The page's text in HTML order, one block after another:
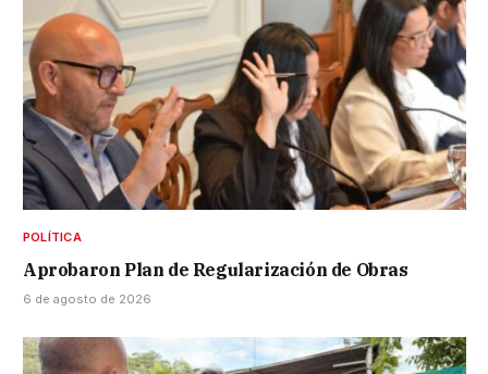
POLÍTICA
Aprobaron Plan de Regularización de Obras
6 de agosto de 2026